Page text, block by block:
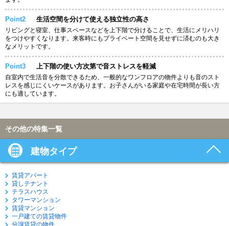
Point2 生活空間を分けて使える独立性の高さ
リビングと寝室、仕事スペースなどを上下階で分けることで、生活にメリハリ
をつけやすくなります。来客時にもプライベート空間を見せずに済むのも大き
なメリットです。
Point3 上下階の使い方次第で音ストレスを軽減
自室内で生活音を分散できるため、一般的なワンフロアの物件よりも音のスト
レスを感じにくいケースがあります。お子さんがいる家庭や在宅時間が長い方
にも適しています。
その他の特集一覧
建物タイプ
賃貸アパート
貸しテナント
テラスハウス
タワーマンション
賃貸マンション
一戸建ての賃貸物件
分譲賃貸の物件